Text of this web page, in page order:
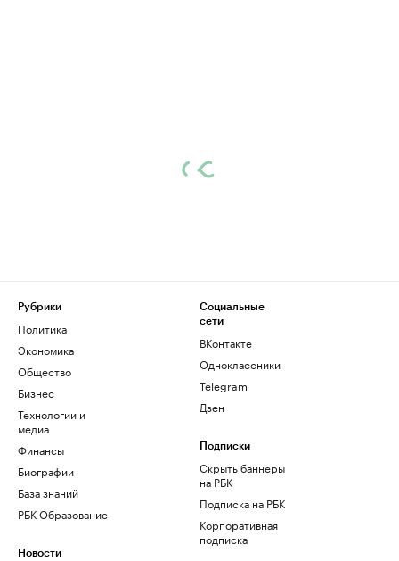
Рубрики
Политика
Экономика
Общество
Бизнес
Технологии и
медиа
Финансы
Биографии
База знаний
РБК Образование
Новости
Социальные
сети
ВКонтакте
Одноклассники
Telegram
Дзен
Подписки
Скрыть баннеры
на РБК
Подписка на РБК
Корпоративная
подписка